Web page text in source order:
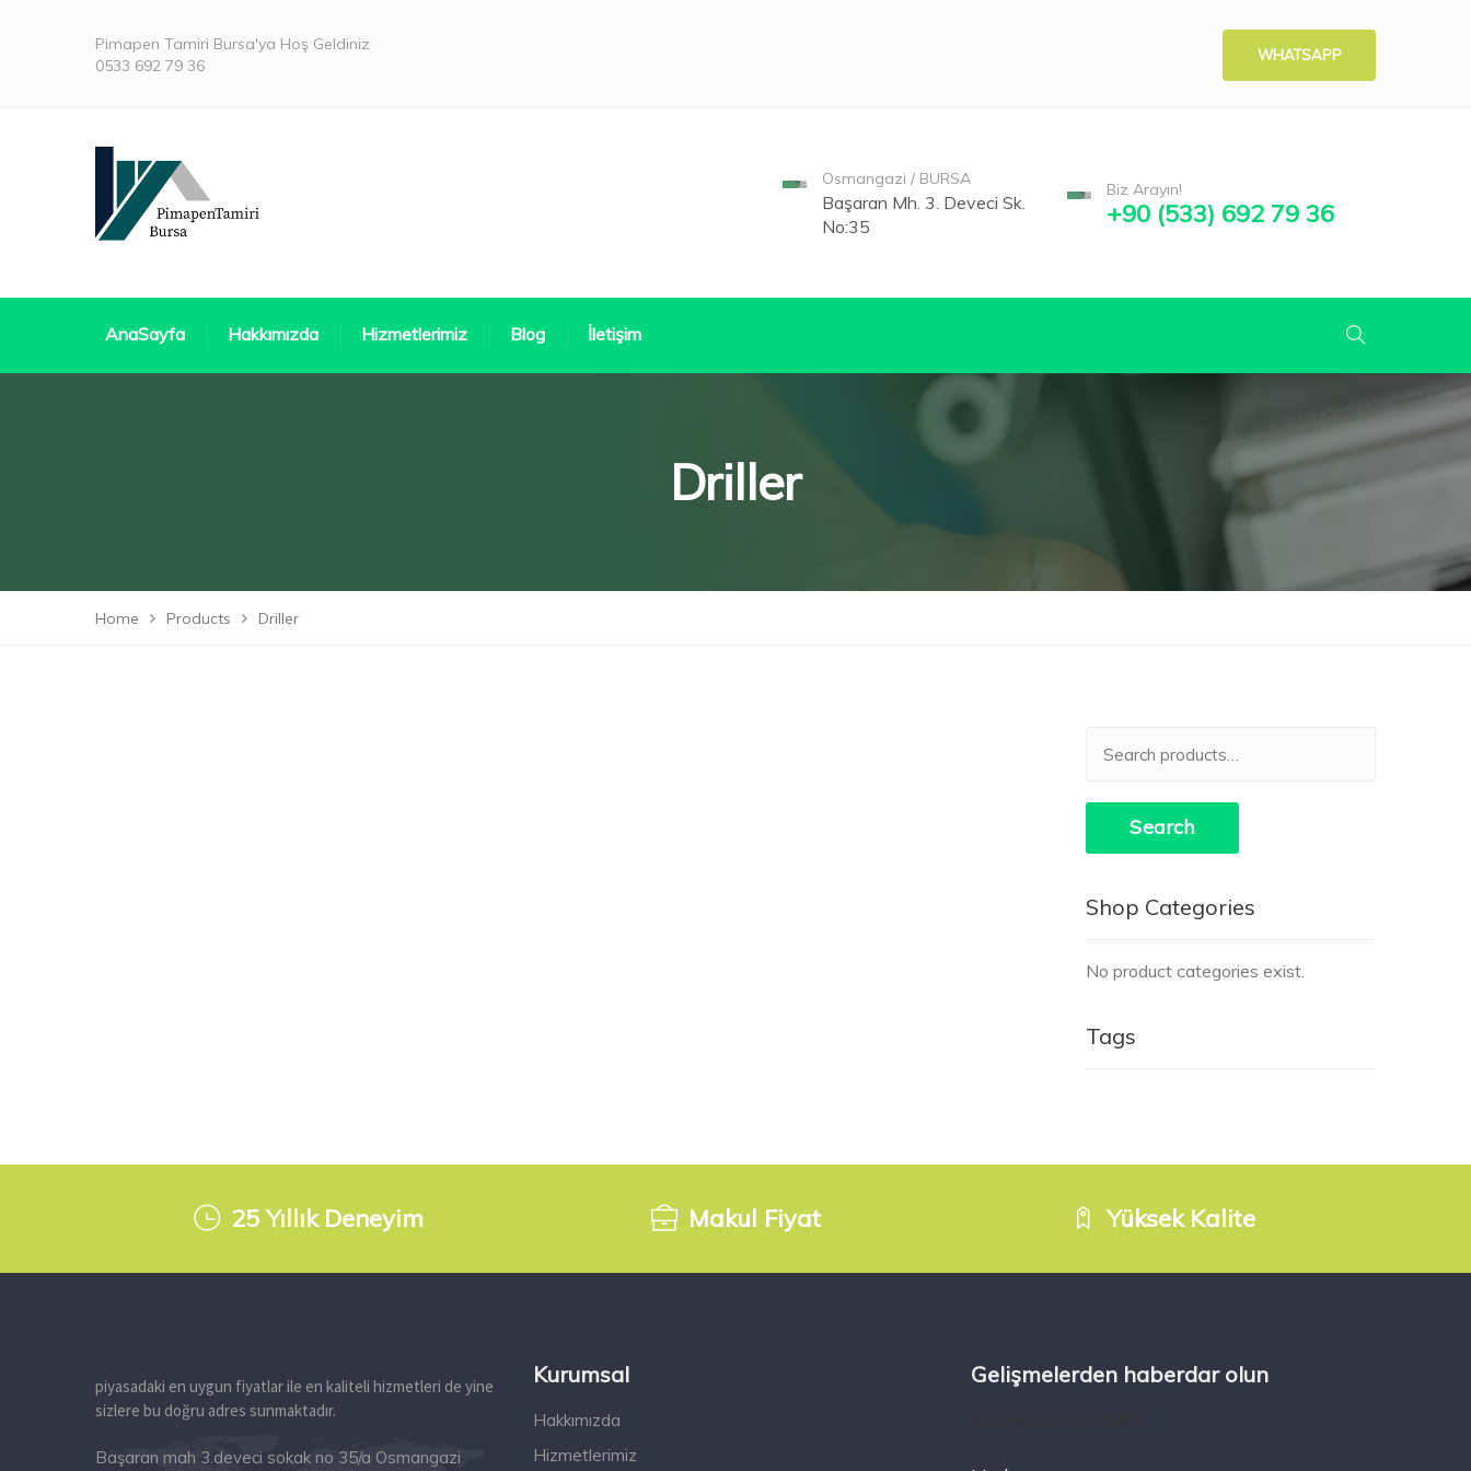
Pimapen Tamiri Bursa'ya Hoş Geldiniz
0533 692 79 36
WHATSAPP
Osmangazi / BURSA
Başaran Mh. 3. Deveci Sk.
No:35
Biz Arayın!
+90 (533) 692 79 36
AnaSayfa Hakkımızda Hizmetlerimiz Blog İletişim
Driller
Home Products Driller
for:
Search
Shop Categories
No product categories exist.
Tags
25 Yıllık Deneyim Makul Fiyat Yüksek Kalite
piyasadaki en uygun fiyatlar ile en kaliteli hizmetleri de yine
sizlere bu doğru adres sunmaktadır.
Başaran mah 3.deveci sokak no 35/a Osmangazi
Kurumsal
Hakkımızda
Hizmetlerimiz
Gelişmelerden haberdar olun